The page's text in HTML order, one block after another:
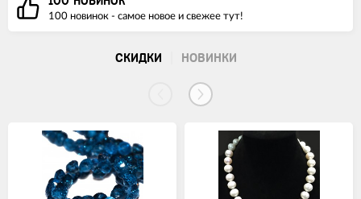
100 новинок - самое новое и свежее тут!
СКИДКИ НОВИНКИ